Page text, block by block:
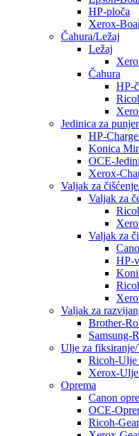
HP-ploča
Xerox-
Čahura/Ležaj
Ležaj
Čahura
HP-
Jedinica za
HP-
Konica
OCE-
Xerox-
Valjak za
Valjak za
Valjak za
HP-
Valjak za
Brother-
Samsung-
Ulje za
Ricoh-Ulje
Xerox-Ulje
Oprema
Canon
OCE-
Ricoh-Gear